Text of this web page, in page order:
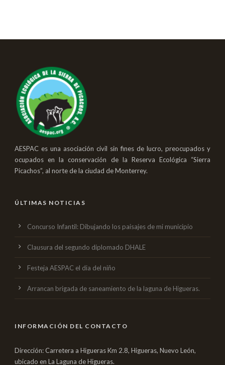
AESPAC es una asociación civil sin fines de lucro, preocupados y
ocupados en la conservación de la Reserva Ecológica “Sierra
Picachos”, al norte de la ciudad de Monterrey.
ÚLTIMAS NOTICIAS
Concurso Infantil: Dibujando los paisajes de mi municipio
Clausura del segundo diplomado DHALE
Festeja AESPAC el dia del niño
Arrancan brigada de saneamiento de la laguna de Higueras.
INFORMACIÓN DEL CONTACTO
Dirección: Carretera a Higueras Km 2.8, Higueras, Nuevo León,
ubicado en La Laguna de Higueras.